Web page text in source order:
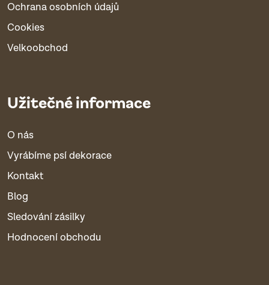
Ochrana osobních údajů
Cookies
Velkoobchod
Užitečné informace
O nás
Vyrábíme psí dekorace
Kontakt
Blog
Sledování zásilky
Hodnocení obchodu